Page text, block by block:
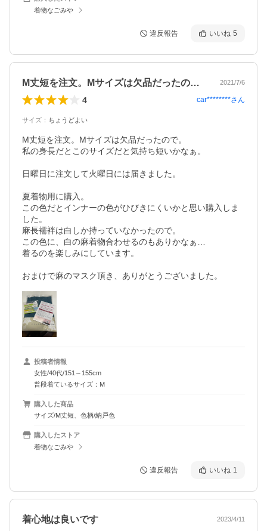
着物なごみや
違反報告 いいね 5
M丈短を注文。Mサイズは欠品だったので… 2021/7/6
4 car********さん
サイズ ： ちょうどよい
M丈短を注文。Mサイズは欠品だったので。
私の身長だとこのサイズだと気持ち短いかなぁ。
日曜日に注文して火曜日には届きました。
夏着物用に購入。
この色だとインナーの色がひびきにくいかと思い購入しま
した。
麻長襦袢は白しか持っていなかったので。
この色に、白の麻着物合わせるのもありかなぁ…
着るのを楽しみにしています。
おまけで麻のマスク頂き、ありがとうございました。
投稿者情報
女性/40代/151～155cm
普段着ているサイズ：M
購入した商品
サイズ/M丈短、色柄/納戸色
購入したストア
着物なごみや
違反報告 いいね 1
着心地は良いです 2023/4/11